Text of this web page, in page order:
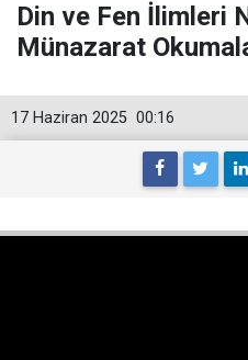
Din ve Fen İlimleri
Münazarat
00:16
17 Haziran 2025